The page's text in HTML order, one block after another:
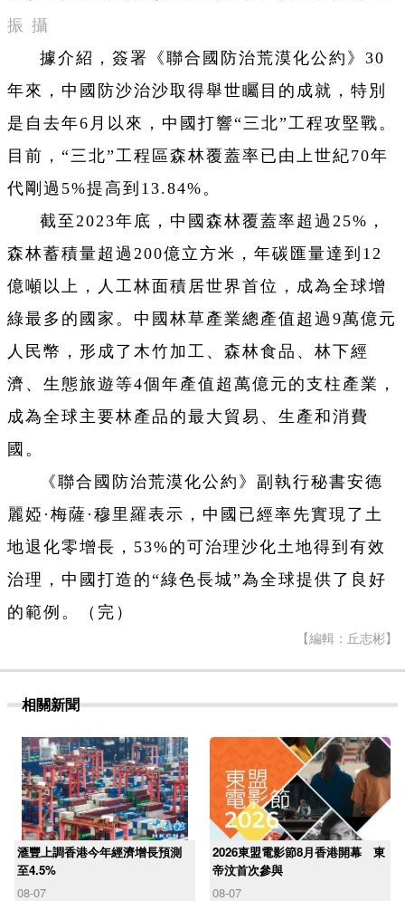
振 攝
據介紹，簽署《聯合國防治荒漠化公約》30
年來，中國防沙治沙取得舉世矚目的成就，特別
是自去年6月以來，中國打響“三北”工程攻堅戰。
目前，“三北”工程區森林覆蓋率已由上世紀70年
代剛過5%提高到13.84%。
截至2023年底，中國森林覆蓋率超過25%，
森林蓄積量超過200億立方米，年碳匯量達到12
億噸以上，人工林面積居世界首位，成為全球增
綠最多的國家。中國林草產業總產值超過9萬億元
人民幣，形成了木竹加工、森林食品、林下經
濟、生態旅遊等4個年產值超萬億元的支柱產業，
成為全球主要林產品的最大貿易、生產和消費
國。
《聯合國防治荒漠化公約》副執行秘書安德
麗婭·梅薩·穆里羅表示，中國已經率先實現了土
地退化零增長，53%的可治理沙化土地得到有效
治理，中國打造的“綠色長城”為全球提供了良好
的範例。（完）
【編輯：丘志彬】
相關新聞
滙豐上調香港今年經濟增長預測
至4.5%
08-07
2026東盟電影節8月香港開幕 東
帝汶首次參與
08-07